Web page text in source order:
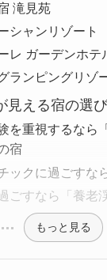
滝見苑
シャンリゾート
レ ガーデンホテ
ランピングリゾ
見える宿の選
を重視するなら
宿
ックに過ごすな
ごすなら「養老
もっと見る